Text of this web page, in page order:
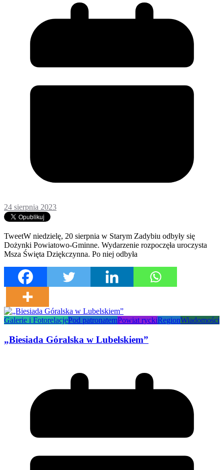
24 sierpnia 2023
TweetW niedzielę, 20 sierpnia w Starym Zadybiu odbyły się
Dożynki Powiatowo-Gminne. Wydarzenie rozpoczęła uroczysta
Msza Święta Dziękczynna. Po niej odbyła
Galerie i FotorelacjePod patronatemPowiat ryckiRegionWiadomości
„Biesiada Góralska w Lubelskiem”